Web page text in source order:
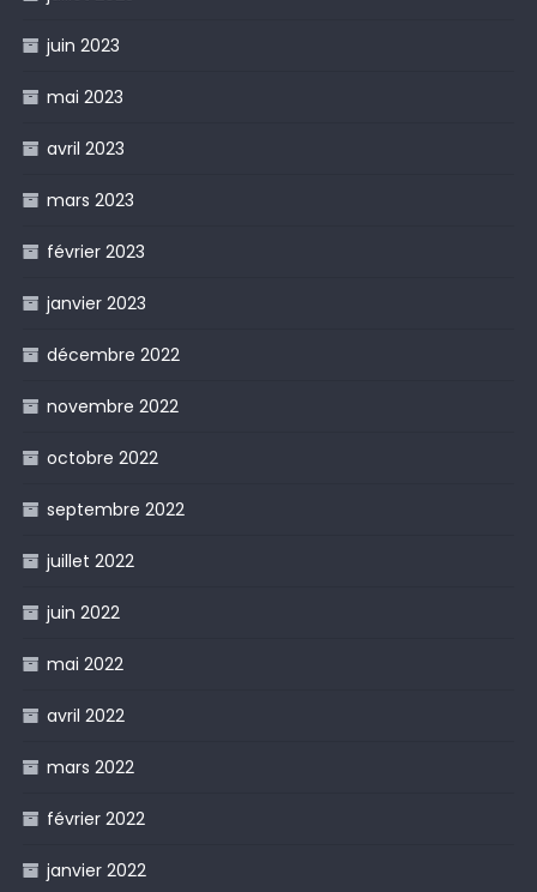
juin 2023
mai 2023
avril 2023
mars 2023
février 2023
janvier 2023
décembre 2022
novembre 2022
octobre 2022
septembre 2022
juillet 2022
juin 2022
mai 2022
avril 2022
mars 2022
février 2022
janvier 2022